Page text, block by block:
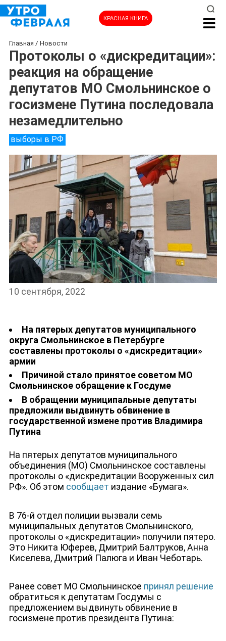
КРАСНАЯ КНИГА
НОВОСТИ
Главная / Новости
Протоколы о «дискредитации»:
реакция на обращение
депутатов МО Смольнинское о
госизмене Путина последовала
незамедлительно
выборы в РФ
10 сентября, 2022
На пятерых депутатов муниципального
округа Смольнинское в Петербурге
составлены протоколы о «дискредитации»
армии
Причиной стало принятое советом МО
Смольнинское обращение к Госдуме
В обращении муниципальные депутаты
предложили выдвинуть обвинение в
государственной измене против Владимира
Путина
На пятерых депутатов муниципального
объединения (МО) Смольнинское составлены
протоколы о «дискредитации Вооруженных сил
РФ». Об этом сообщает издание «Бумага».
В 76-й отдел полиции вызвали семь
муниципальных депутатов Смольнинского,
протоколы о «дискредитации» получили пятеро.
Это Никита Юферев, Дмитрий Балтруков, Анна
Киселева, Дмитрий Палюга и Иван Чеботарь.
Ранее совет МО Смольнинское принял решение
обратиться к депутатам Госдумы с
предложением выдвинуть обвинение в
госизмене против президента Путина: